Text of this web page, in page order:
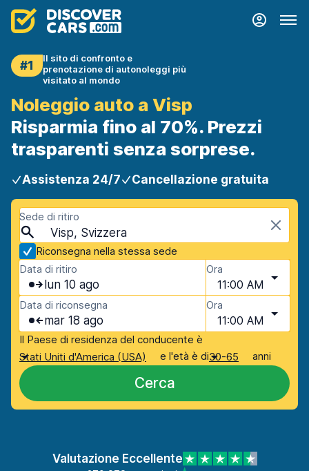
#1
Il sito di confronto e
prenotazione di autonoleggi più
visitato al mondo
Noleggio auto a Visp
Risparmia fino al 70%. Prezzi
trasparenti senza sorprese.
Assistenza 24/7 Cancellazione gratuita
Sede di ritiro
Visp, Svizzera
Riconsegna nella stessa sede
Data di ritiro
lun 10 ago
Ora
11:00 AM
Data di riconsegna
mar 18 ago
Ora
11:00 AM
Il Paese di residenza del conducente è
Stati Uniti d'America (USA)
e l'età è di30-65 anni
Cerca
Valutazione Eccellente